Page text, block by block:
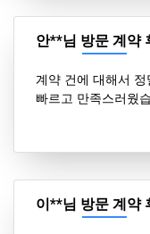
안**님 방문 계약
계약 건에 대해서
빠르고 만족스러웠
이**님 방문 계약